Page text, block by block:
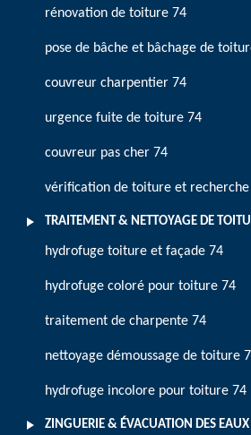
rénovation de toiture 74
pose de bâche et bâchage de
couvreur charpentier 74
urgence fuite de toiture 74
couvreur pas cher 74
vérification de toiture et
TRAITEMENT & NETTOYAGE DE
hydrofuge toiture et façade 74
hydrofuge coloré pour toiture 74
traitement de charpente 74
nettoyage démoussage de toiture
hydrofuge incolore pour toiture 74
ZINGUERIE & ÉVACUATION DES EAUX